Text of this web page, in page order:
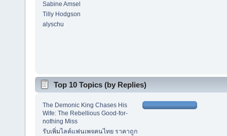
Sabine Amsel
Tilly Hodgson
alyschu
Top 10 Topics (by Replies)
The Demonic King Chases His
Wife: The Rebellious Good-for-
nothing Miss
รับเพิ่มไลค์แฟนเพจคนไทย ราคาถูก